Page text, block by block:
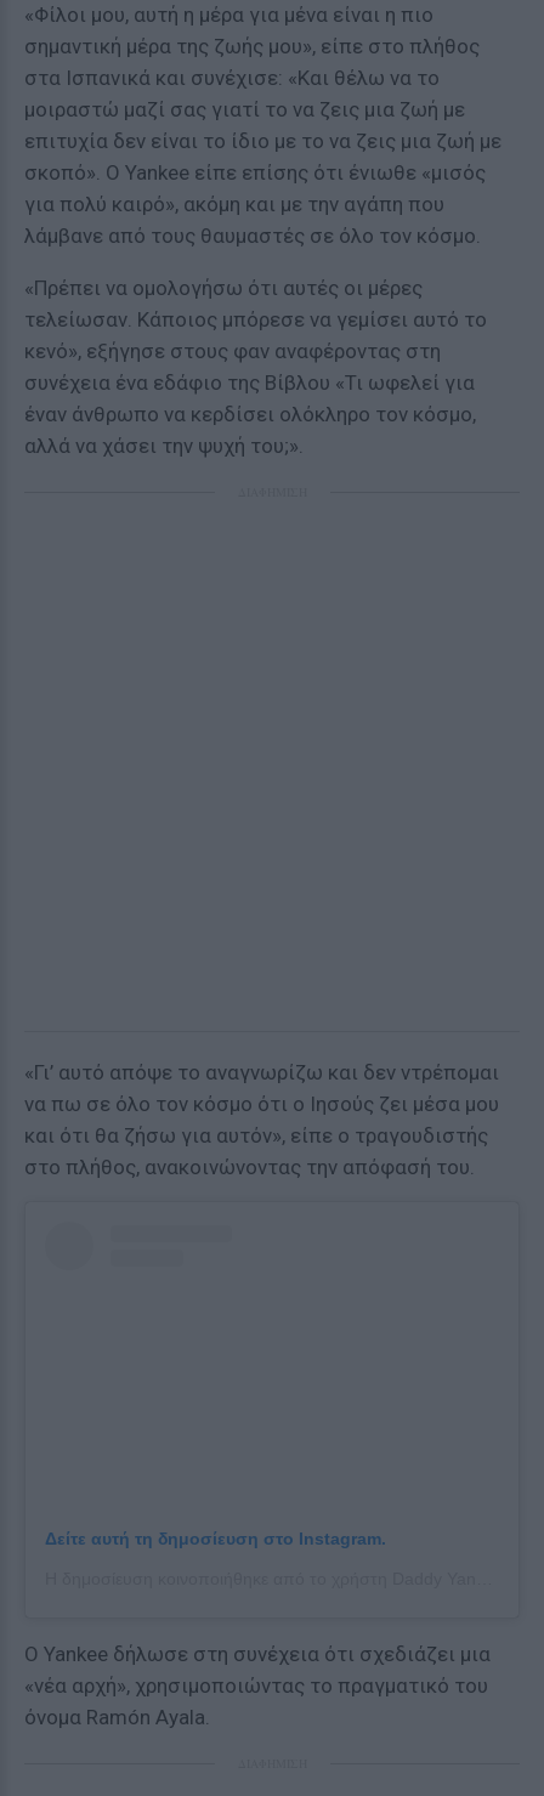
«Φίλοι μου, αυτή η μέρα για μένα είναι η πιο
σημαντική μέρα της ζωής μου», είπε στο πλήθος
στα Ισπανικά και συνέχισε: «Και θέλω να το
μοιραστώ μαζί σας γιατί το να ζεις μια ζωή με
επιτυχία δεν είναι το ίδιο με το να ζεις μια ζωή με
σκοπό». Ο Yankee είπε επίσης ότι ένιωθε «μισός
για πολύ καιρό», ακόμη και με την αγάπη που
λάμβανε από τους θαυμαστές σε όλο τον κόσμο.
«Πρέπει να ομολογήσω ότι αυτές οι μέρες
τελείωσαν. Κάποιος μπόρεσε να γεμίσει αυτό το
κενό», εξήγησε στους φαν αναφέροντας στη
συνέχεια ένα εδάφιο της Βίβλου «Τι ωφελεί για
έναν άνθρωπο να κερδίσει ολόκληρο τον κόσμο,
αλλά να χάσει την ψυχή του;».
«Γι’ αυτό απόψε το αναγνωρίζω και δεν ντρέπομαι
να πω σε όλο τον κόσμο ότι ο Ιησούς ζει μέσα μου
και ότι θα ζήσω για αυτόν», είπε ο τραγουδιστής
στο πλήθος, ανακοινώνοντας την απόφασή του.
Δείτε αυτή τη δημοσίευση στο Instagram.
Ο Yankee δήλωσε στη συνέχεια ότι σχεδιάζει μια
«νέα αρχή», χρησιμοποιώντας το πραγματικό του
όνομα Ramón Ayala.